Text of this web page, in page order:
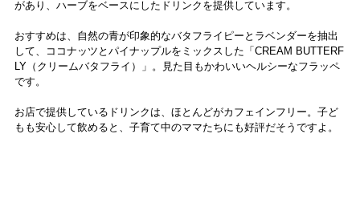
があり、ハーブをベースにしたドリンクを提供しています。
おすすめは、自然の青が印象的なバタフライピーとラベンダーを抽出
して、ココナッツとパイナップルをミックスした「CREAM BUTTERF
LY（クリームバタフライ）」。見た目もかわいいヘルシーなフラッペ
です。
お店で提供しているドリンクは、ほとんどがカフェインフリー。子ど
もも安心して飲めると、子育て中のママたちにも好評だそうですよ。